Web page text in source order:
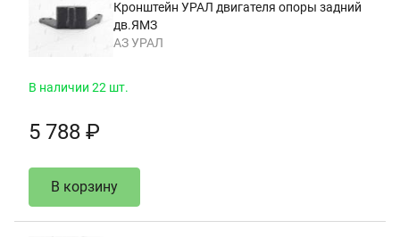
Кронштейн УРАЛ двигателя опоры задний
дв.ЯМЗ
АЗ УРАЛ
В наличии 22 шт.
5 788 ₽
В корзину